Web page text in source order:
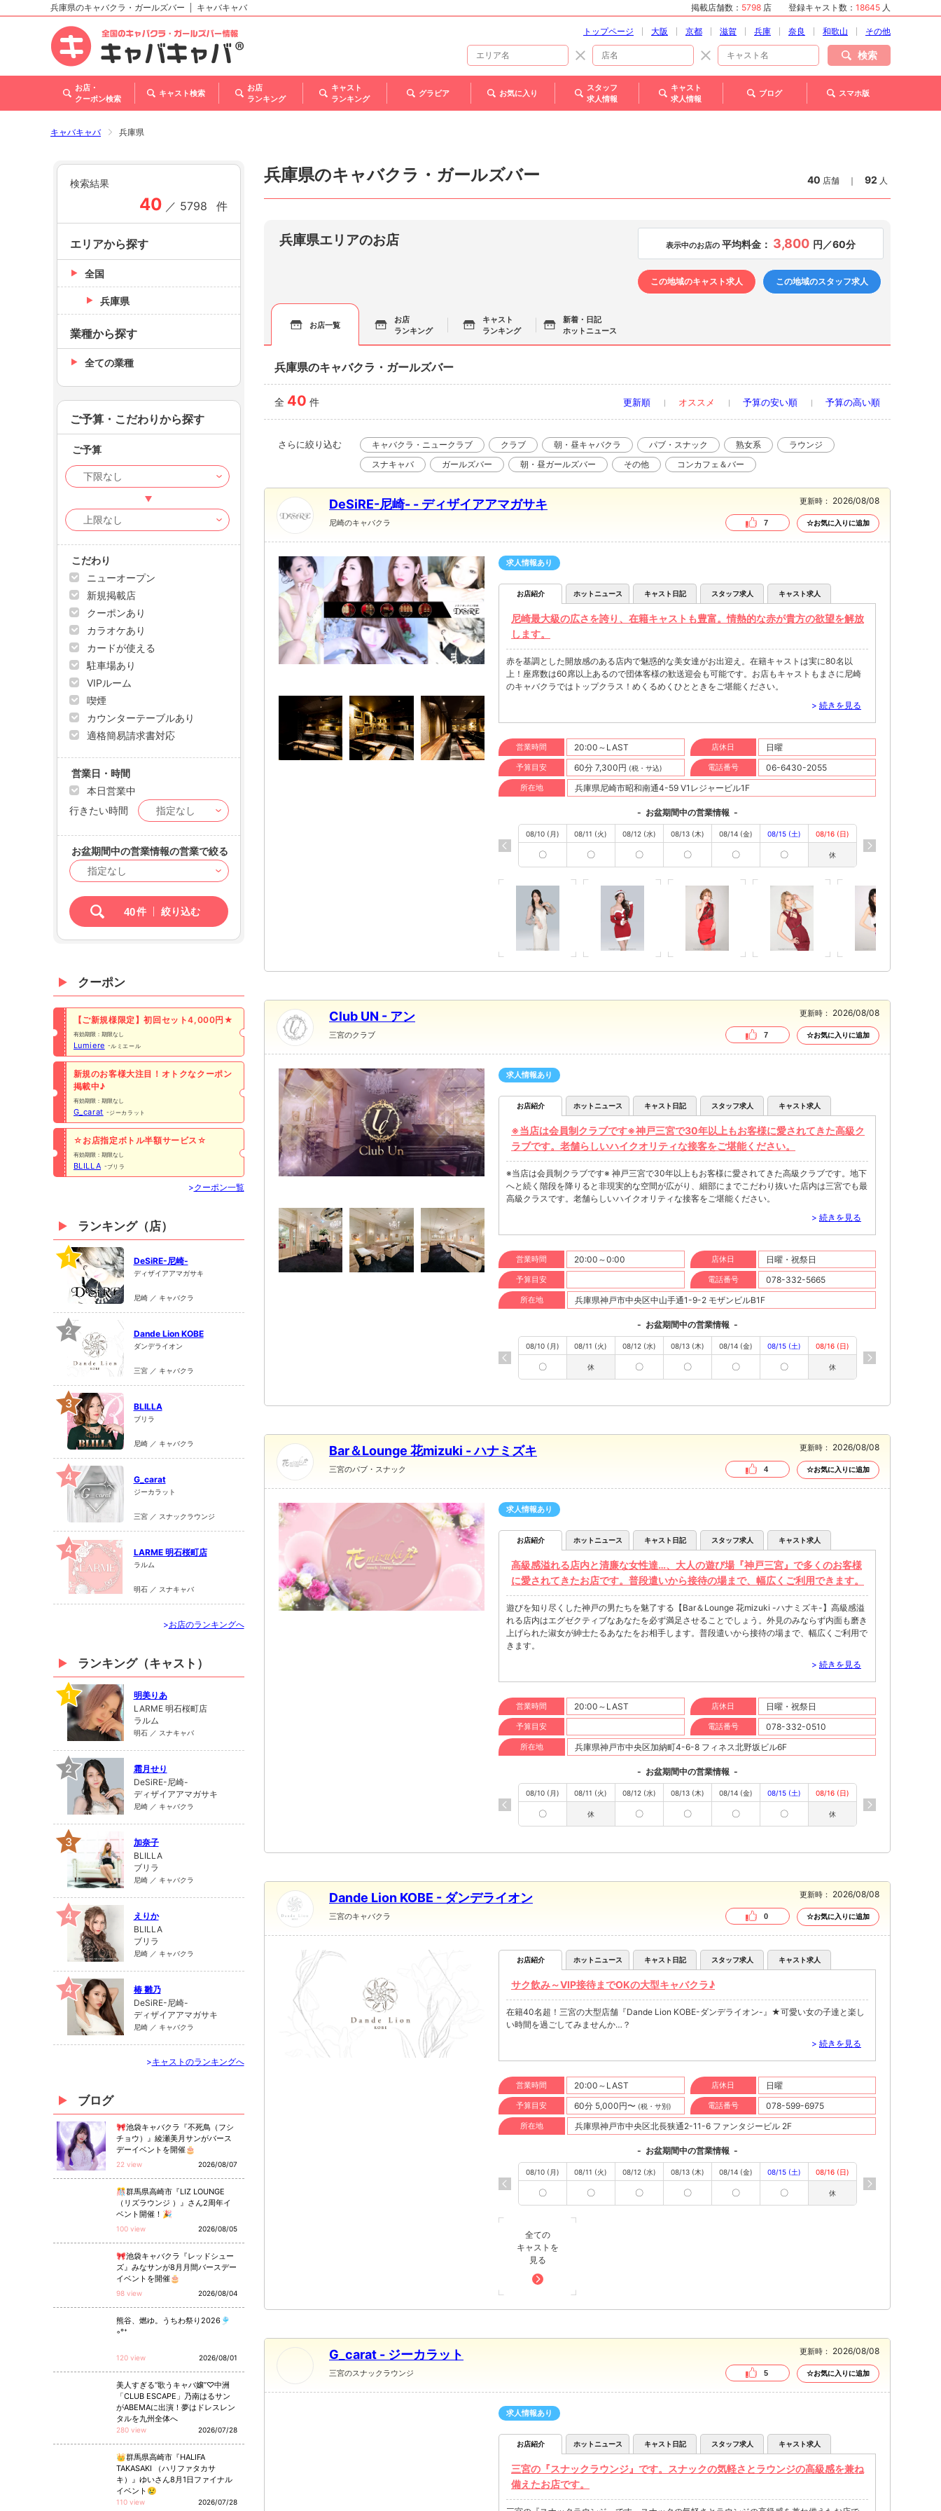
北海道
東北
甲信越・北陸
関西
兵庫県のキャバクラ・ガールズバー キャバキャバ 掲載店舗数： 5798 店 登録キャスト数： 18645 人
トップページ 大阪 京都 滋賀 兵庫 奈良 和歌山 その他
検索
お店・
クーポン検索
キャスト検索
お店
ランキング
キャスト
ランキング
グラビア お気に入り
スタッフ
求人情報
キャスト
求人情報
ブログ スマホ版
キャバキャバ 兵庫県
兵庫県のキャバクラ・ガールズバー 40 店舗 ｜ 92 人
兵庫県エリアのお店 表示中のお店の 平均料金： 3,800 円／60分
この地域のキャスト求人 この地域のスタッフ求人
お店一覧
お店
ランキング
キャスト
ランキング
新着・日記
ホットニュース
兵庫県のキャバクラ・ガールズバー
全 40 件 更新順 オススメ 予算の安い順 予算の高い順
さらに絞り込む キャバクラ・ニュークラブ クラブ 朝・昼キャバクラ パブ・スナック 熟女系
ラウンジ
スナキャバ
ガールズバー 朝・昼ガールズバー その他 コンカフェ＆バー
DeSiRE-尼崎- - ディザイアアマガサキ
尼崎のキャバクラ
更新時： 2026/08/08
7 ☆お気に入りに追加
求人情報あり
お店紹介 ホットニュース キャスト日記 スタッフ求人 キャスト求人
尼崎最大級の広さを誇り、在籍キャストも豊富。情熱的な赤が貴方の欲望を解放
します。
赤を基調とした開放感のある店内で魅惑的な美女達がお出迎え。在籍キャストは実に80名以
上！座席数は60席以上あるので団体客様の歓送迎会も可能です。お店もキャストもまさに尼崎
のキャバクラではトップクラス！めくるめくひとときをご堪能ください。
> 続きを見る
営業時間 20:00～LAST 店休日 日曜
予算目安 60分 7,300円 (税・サ込) 電話番号 06-6430-2055
所在地 兵庫県尼崎市昭和南通4-59 V1レジャービル1F
- お盆期間中の営業情報 -
08/10 (月)
〇
08/11 (火)
〇
08/12 (水)
〇
08/13 (木)
〇
08/14 (金)
〇
08/15 (土)
〇
08/16 (日)
休
Club UN - アン
三宮のクラブ
更新時： 2026/08/08
7 ☆お気に入りに追加
求人情報あり
お店紹介 ホットニュース キャスト日記 スタッフ求人 キャスト求人
※当店は会員制クラブです※神戸三宮で30年以上もお客様に愛されてきた高級ク
ラブです。老舗らしいハイクオリティな接客をご堪能ください。
※当店は会員制クラブです※ 神戸三宮で30年以上もお客様に愛されてきた高級クラブです。地下
へと続く階段を降りると非現実的な空間が広がり、細部にまでこだわり抜いた店内は三宮でも最
高級クラスです。老舗らしいハイクオリティな接客をご堪能ください。
> 続きを見る
営業時間 20:00～0:00 店休日 日曜・祝祭日
予算目安 電話番号 078-332-5665
所在地 兵庫県神戸市中央区中山手通1-9-2 モザンビルB1F
- お盆期間中の営業情報 -
08/10 (月)
〇
08/11 (火)
休
08/12 (水)
〇
08/13 (木)
〇
08/14 (金)
〇
08/15 (土)
〇
08/16 (日)
休
Bar＆Lounge 花mizuki - ハナミズキ
三宮のパブ・スナック
更新時： 2026/08/08
4 ☆お気に入りに追加
求人情報あり
お店紹介 ホットニュース キャスト日記 スタッフ求人 キャスト求人
高級感溢れる店内と清廉な女性達…、大人の遊び場『神戸三宮』で多くのお客様
に愛されてきたお店です。普段遣いから接待の場まで、幅広くご利用できます。
遊びを知り尽くした神戸の男たちを魅了する【Bar＆Lounge 花mizuki -ハナミズキ-】高級感溢
れる店内はエグゼクティブなあなたを必ず満足させることでしょう。外見のみならず内面も磨き
上げられた淑女が紳士たるあなたをお相手します。普段遣いから接待の場まで、幅広くご利用で
きます。
> 続きを見る
営業時間 20:00～LAST 店休日 日曜・祝祭日
予算目安 電話番号 078-332-0510
所在地 兵庫県神戸市中央区加納町4-6-8 フィネス北野坂ビル6F
- お盆期間中の営業情報 -
08/10 (月)
〇
08/11 (火)
休
08/12 (水)
〇
08/13 (木)
〇
08/14 (金)
〇
08/15 (土)
〇
08/16 (日)
休
Dande Lion KOBE - ダンデライオン
三宮のキャバクラ
更新時： 2026/08/08
0 ☆お気に入りに追加
お店紹介 ホットニュース キャスト日記 スタッフ求人 キャスト求人
サク飲み～VIP接待までOKの大型キャバクラ♪
在籍40名超！三宮の大型店舗『Dande Lion KOBE-ダンデライオン-』★可愛い女の子達と楽し
い時間を過ごしてみませんか…？
> 続きを見る
営業時間 20:00～LAST 店休日 日曜
予算目安 60分 5,000円〜 (税・サ別) 電話番号 078-599-6975
所在地 兵庫県神戸市中央区北長狭通2-11-6 ファンタジービル 2F
- お盆期間中の営業情報 -
08/10 (月)
〇
08/11 (火)
〇
08/12 (水)
〇
08/13 (木)
〇
08/14 (金)
〇
08/15 (土)
〇
08/16 (日)
休
全ての
キャストを
見る
G_carat - ジーカラット
三宮のスナックラウンジ
更新時： 2026/08/08
5 ☆お気に入りに追加
求人情報あり
お店紹介 ホットニュース キャスト日記 スタッフ求人 キャスト求人
三宮の『スナックラウンジ』です。スナックの気軽さとラウンジの高級感を兼ね
備えたお店です。
検索結果
40 ／ 5798 件
エリアから探す
全国
兵庫県
業種から探す
全ての業種
ご予算・こだわりから探す
ご予算
こだわり
ニューオープン
新規掲載店
クーポンあり
カラオケあり
カードが使える
駐車場あり
VIPルーム
喫煙
カウンターテーブルあり
適格簡易請求書対応
営業日・時間
本日営業中
行きたい時間
お盆期間中の営業情報の営業で絞る
40件 絞り込む
クーポン
【ご新規様限定】初回セット4,000円★
有効期限：期限なし
Lumiere ルミエール
新規のお客様大注目！オトクなクーポン
掲載中♪
有効期限：期限なし
G_carat ジーカラット
☆お店指定ボトル半額サービス☆
有効期限：期限なし
BLILLA ブリラ
>クーポン一覧
ランキング（店）
1 DeSiRE-尼崎-
ディザイアアマガサキ
尼崎 ／ キャバクラ
2 Dande Lion KOBE
ダンデライオン
三宮 ／ キャバクラ
3 BLILLA
ブリラ
尼崎 ／ キャバクラ
4 G_carat
ジーカラット
三宮 ／ スナックラウンジ
4 LARME 明石桜町店
ラルム
明石 ／ スナキャバ
>お店のランキングへ
ランキング（キャスト）
1
明美りあ
LARME 明石桜町店
ラルム
明石 ／ スナキャバ
2
霜月せり
DeSiRE-尼崎-
ディザイアアマガサキ
尼崎 ／ キャバクラ
3
加奈子
BLILLA
ブリラ
尼崎 ／ キャバクラ
4
えりか
BLILLA
ブリラ
尼崎 ／ キャバクラ
4
椿 雛乃
DeSiRE-尼崎-
ディザイアアマガサキ
尼崎 ／ キャバクラ
>キャストのランキングへ
ブログ
🎀池袋キャバクラ『不死鳥（フシ
チョウ）』綾瀬美月サンがバース
デーイベントを開催🎂
22 view 2026/08/07
🎊群馬県高崎市『LIZ LOUNGE
（リズラウンジ ）』さん2周年イ
ベント開催！🎉
100 view 2026/08/05
🎀池袋キャバクラ『レッドシュー
ズ』みなサンが8月月間バースデー
イベントを開催🎂
98 view 2026/08/04
熊谷、燃ゆ。うちわ祭り2026🎐
◦°⁺
120 view 2026/08/01
美人すぎる“歌うキャバ嬢”♡中洲
「CLUB ESCAPE」乃南はるサン
がABEMAに出演！夢はドレスレン
タルを九州全体へ
280 view 2026/07/28
👑群馬県高崎市『HALIFA
TAKASAKI （ハリファタカサ
キ）』ゆいさん8月1日ファイナル
イベント😢
110 view 2026/07/28